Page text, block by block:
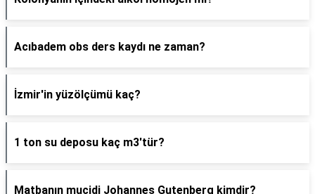
Acıbadem obs ders kaydı ne zaman?
İzmir'in yüzölçümü kaç?
1 ton su deposu kaç m3'tür?
Matbanın mucidi Johannes Gutenberg kimdir?